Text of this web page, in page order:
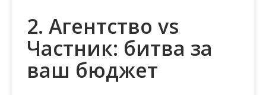
2. Агентство vs
Частник: битва за
ваш бюджет